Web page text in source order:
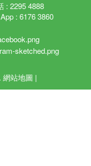
: 2295 4888
: 6176 3860
網站地圖 |